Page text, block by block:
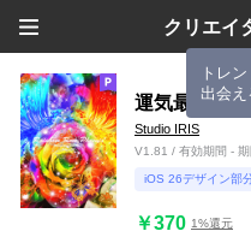
クリエイ
トレ
出会え
運気最強の
Studio IRIS
V1.81 / 有効期間 - 期
iOS 26デザイン部
￥370 1%還元